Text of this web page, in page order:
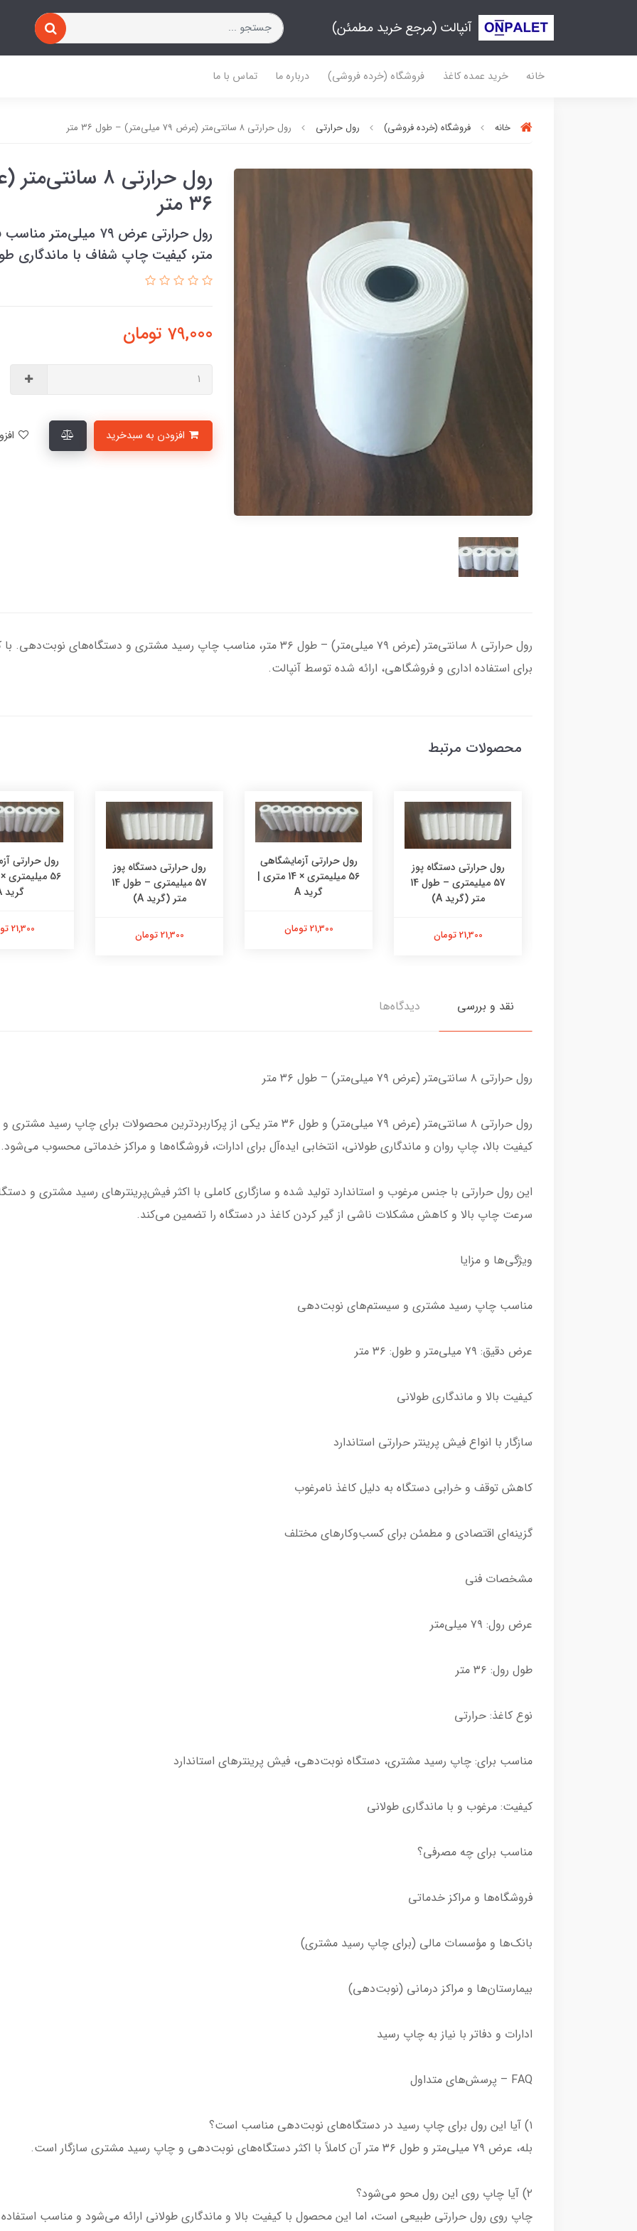
آنپالت (مرجع خرید مطمئن)
خانه خرید عمده کاغذ فروشگاه (خرده فروشی) درباره ما تماس با ما
خانه فروشگاه (خرده فروشی) رول حرارتی رول حرارتی ۸ سانتی‌متر (عرض ۷۹ میلی‌متر) – طول ۳۶ متر
۳۶ متر
متر، کیفیت چاپ شفاف با ماندگاری
79,000 تومان
​​​​​​​رول حرارتی ۸ سانتی‌متر (عرض ۷۹ میلی‌متر) – طول ۳۶ متر، مناسب چاپ رسید مشتری و
برای استفاده اداری و فروشگاهی، ارائه شده توسط آنپالت.​​​
محصولات مرتبط
رول حرارتی دستگاه پوز
57 میلیمتری – طول 14
متر (گرید A)
21,300 تومان
رول حرارتی آزمایشگاهی
56 میلیمتری × 14 متری |
گرید A
21,300 تومان
رول حرارتی دستگاه پوز
57 میلیمتری – طول 14
متر (گرید A)
21,300 تومان
رول حرارتی
گرید A
21,300 تومان
نقد و بررسی دیدگاه‌ها
رول حرارتی ۸ سانتی‌متر (عرض ۷۹ میلی‌متر) – طول ۳۶ متر
رول حرارتی ۸ سانتی‌متر (عرض ۷۹ میلی‌متر) و طول ۳۶ متر یکی از پرکاربردترین
کیفیت بالا، چاپ روان و ماندگاری طولانی، انتخابی ایده‌آل برای ادارات، فروشگاه‌ها و مراکز خدماتی محسوب می‌شود.
این رول حرارتی با جنس مرغوب و استاندارد تولید شده و سازگاری کاملی با اکثر فیش‌پرینترهای رسید مشتری و
سرعت چاپ بالا و کاهش مشکلات ناشی از گیر کردن کاغذ در دستگاه را تضمین می‌کند.
ویژگی‌ها و مزایا
مناسب چاپ رسید مشتری و سیستم‌های نوبت‌دهی
عرض دقیق: ۷۹ میلی‌متر و طول: ۳۶ متر
کیفیت بالا و ماندگاری طولانی
سازگار با انواع فیش پرینتر حرارتی استاندارد
کاهش توقف و خرابی دستگاه به دلیل کاغذ نامرغوب
گزینه‌ای اقتصادی و مطمئن برای کسب‌وکارهای مختلف
مشخصات فنی
عرض رول: ۷۹ میلی‌متر
طول رول: ۳۶ متر
نوع کاغذ: حرارتی
مناسب برای: چاپ رسید مشتری، دستگاه نوبت‌دهی، فیش پرینترهای استاندارد
کیفیت: مرغوب و با ماندگاری طولانی
مناسب برای چه مصرفی؟
فروشگاه‌ها و مراکز خدماتی
بانک‌ها و مؤسسات مالی (برای چاپ رسید مشتری)
بیمارستان‌ها و مراکز درمانی (نوبت‌دهی)
ادارات و دفاتر با نیاز به چاپ رسید
FAQ – پرسش‌های متداول
۱) آیا این رول برای چاپ رسید در دستگاه‌های نوبت‌دهی مناسب است؟
بله، عرض ۷۹ میلی‌متر و طول ۳۶ متر آن کاملاً با اکثر دستگاه‌های نوبت‌دهی و چاپ رسید مشتری سازگار است.
۲) آیا چاپ روی این رول محو می‌شود؟
چاپ روی رول حرارتی طبیعی است، اما این محصول با کیفیت بالا و ماندگاری طولانی ارائه می‌شود و مناسب